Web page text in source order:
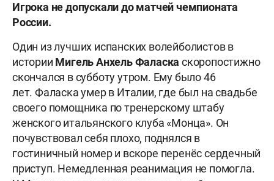
Игрока не допускали до матчей чемпионата
России.
Один из лучших испанских волейболистов в
истории Мигель Анхель Фаласка скоропостижно
скончался в субботу утром. Ему было 46
лет. Фаласка умер в Италии, где был на свадьбе
своего помощника по тренерскому штабу
женского итальянского клуба «Монца». Он
почувствовал себя плохо, поднялся в
гостиничный номер и вскоре перенёс сердечный
приступ. Немедленная реанимация не помогла.